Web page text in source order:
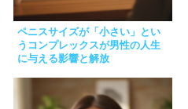
ペニスサイズが「小さい」とい
うコンプレックスが男性の人生
に与える影響と解放